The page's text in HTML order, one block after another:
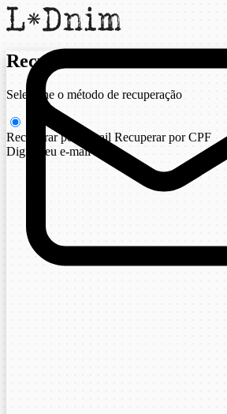
Recuperar senha
Selecione o método de recuperação
Recuperar por e-mail Recuperar por CPF
Digite seu e-mail